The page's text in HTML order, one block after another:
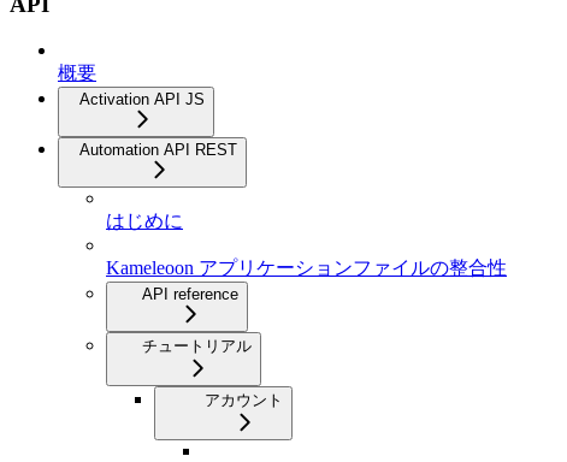
概要
Activation API JS
Automation API REST
はじめに
Kameleoon アプリケーションファイルの整合性
API reference
チュートリアル
アカウント